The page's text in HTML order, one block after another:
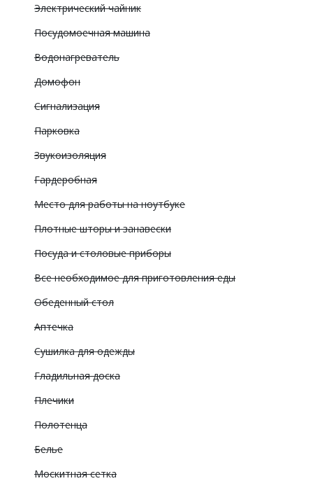
Электрический чайник
Посудомоечная машина
Водонагреватель
Домофон
Сигнализация
Парковка
Звукоизоляция
Гардеробная
Место для работы на ноутбуке
Плотные шторы и занавески
Посуда и столовые приборы
Все необходимое для приготовления еды
Обеденный стол
Аптечка
Сушилка для одежды
Гладильная доска
Плечики
Полотенца
Белье
Москитная сетка